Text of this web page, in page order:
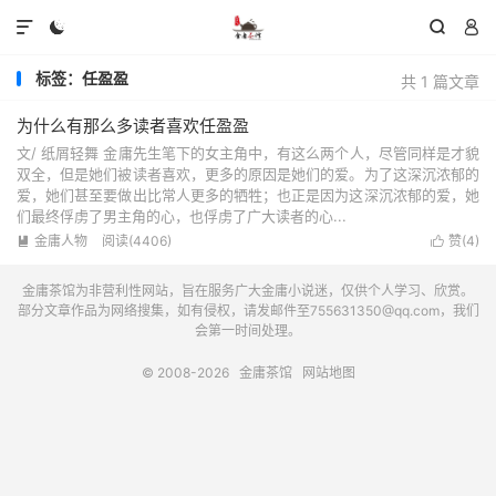
  

共 1 篇文章
标签：任盈盈
为什么有那么多读者喜欢任盈盈
文/ 纸屑轻舞 金庸先生笔下的女主角中，有这么两个人，尽管同样是才貌
双全，但是她们被读者喜欢，更多的原因是她们的爱。为了这深沉浓郁的
爱，她们甚至要做出比常人更多的牺牲；也正是因为这深沉浓郁的爱，她
们最终俘虏了男主角的心，也俘虏了广大读者的心...
 赞(4)
 金庸人物 阅读(4406)
金庸茶馆为非营利性网站，旨在服务广大金庸小说迷，仅供个人学习、欣赏。
部分文章作品为网络搜集，如有侵权，请发邮件至755631350@qq.com，我们
会第一时间处理。
© 2008-2026 金庸茶馆 网站地图